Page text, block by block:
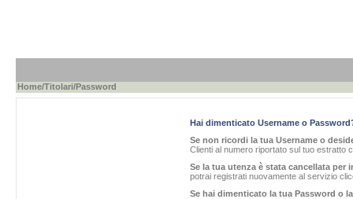
Home/Titolari/Password
Hai dimenticato Username o
Se non ricordi la tua Username o
Clienti al numero riportato sul tuo estratto
Se la tua utenza è stata cancellata per
potrai registrati nuovamente al servizio
Se hai dimenticato la tua Password o